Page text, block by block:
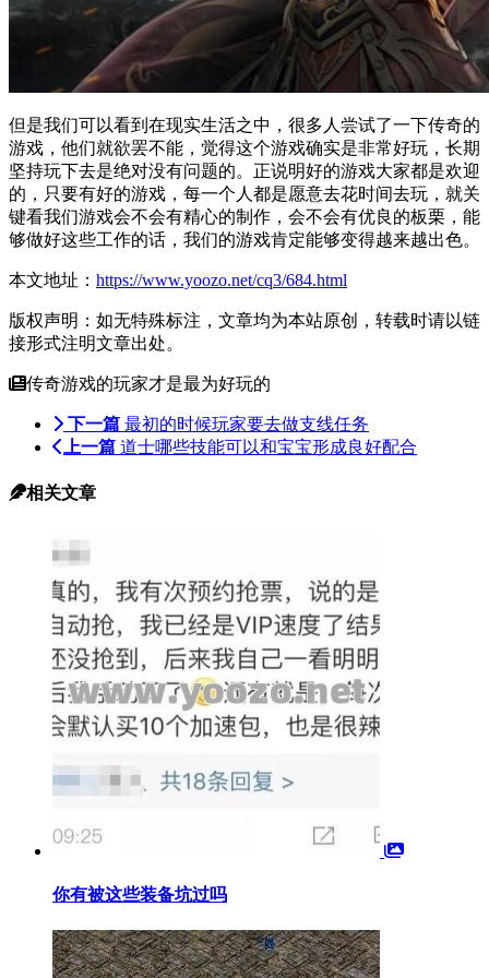
但是我们可以看到在现实生活之中，很多人尝试了一下传奇的
游戏，他们就欲罢不能，觉得这个游戏确实是非常好玩，长期
坚持玩下去是绝对没有问题的。正说明好的游戏大家都是欢迎
的，只要有好的游戏，每一个人都是愿意去花时间去玩，就关
键看我们游戏会不会有精心的制作，会不会有优良的板栗，能
够做好这些工作的话，我们的游戏肯定能够变得越来越出色。
本文地址： https://www.yoozo.net/cq3/684.html
版权声明：如无特殊标注，文章均为本站原创，转载时请以链
接形式注明文章出处。
传奇游戏的玩家才是最为好玩的
下一篇 最初的时候玩家要去做支线任务
上一篇 道士哪些技能可以和宝宝形成良好配合
相关文章
你有被这些装备坑过吗